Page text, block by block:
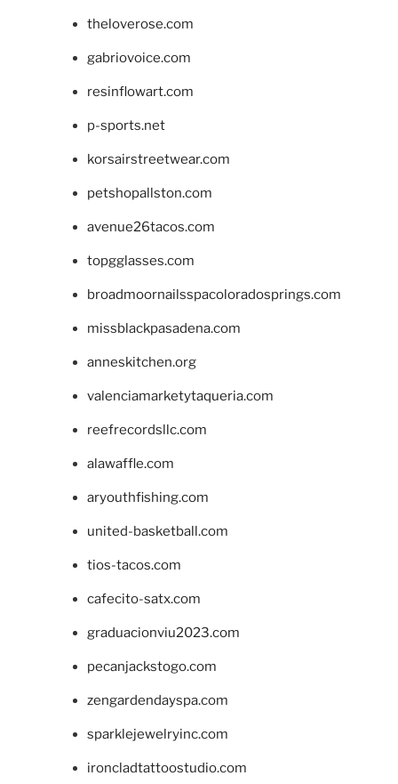
theloverose.com
gabriovoice.com
resinflowart.com
p-sports.net
korsairstreetwear.com
petshopallston.com
avenue26tacos.com
topgglasses.com
broadmoornailsspacoloradosprings.com
missblackpasadena.com
anneskitchen.org
valenciamarketytaqueria.com
reefrecordsllc.com
alawaffle.com
aryouthfishing.com
united-basketball.com
tios-tacos.com
cafecito-satx.com
graduacionviu2023.com
pecanjackstogo.com
zengardendayspa.com
sparklejewelryinc.com
ironcladtattoostudio.com